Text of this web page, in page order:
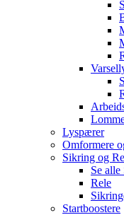
Lyspærer
Omformere
Sikring og
Se alle
Rele
Startboostere